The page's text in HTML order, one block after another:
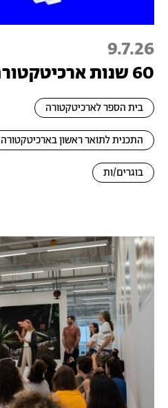
9.7.26
60 שנות ארכיטקטורה בבצלאל
בית הספר לארכיטקטורה
התכנית לתואר ראשון בארכיטקטורה
בוגרים/ות